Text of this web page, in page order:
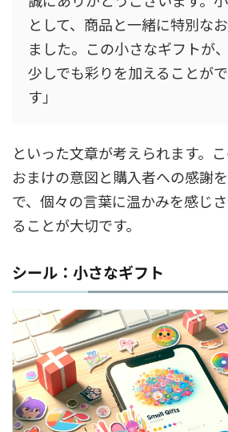
として、商品と一緒に特別な
ました。この小さなギフトが
少しでも彩りを加えることが
す」
といった文章が考えられます。こ
おまけの意図と購入者への感謝
で、個々の言葉に温かみを感じ
ることが大切です。
シール：小さなギフト